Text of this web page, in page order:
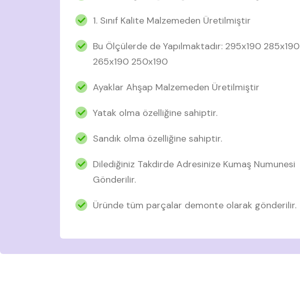
1. Sınıf Kalite Malzemeden Üretilmiştir
Bu Ölçülerde de Yapılmaktadır: 295x190 285x190
265x190 250x190
Ayaklar Ahşap Malzemeden Üretilmiştir
Yatak olma özelliğine sahiptir.
Sandık olma özelliğine sahiptir.
Dilediğiniz Takdirde Adresinize Kumaş Numunesi
Gönderilir.
Üründe tüm parçalar demonte olarak gönderilir.